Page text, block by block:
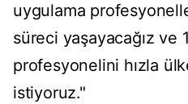
uygulama
süreci yaşayacağız ve
profesyonelini hızla
istiyoruz."